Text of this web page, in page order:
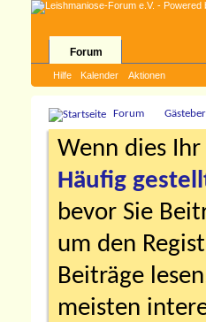
Forum
Hilfe Kalender Aktionen
Forum
Wenn dies
Häufig
bevor Sie
um den
Beiträge
meisten